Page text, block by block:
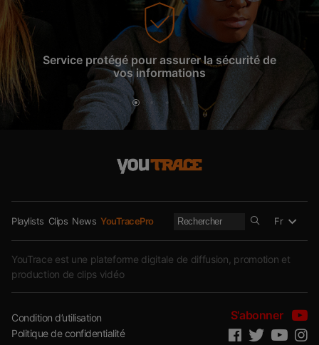
Service protégé pour assurer la sécurité de
vos informations
Playlists Clips News YouTracePro Fr
YouTrace est une plateforme digitale de diffusion, promotion et
production de clips vidéo
Condition d’utilisation
Politique de confidentialité
S'abonner